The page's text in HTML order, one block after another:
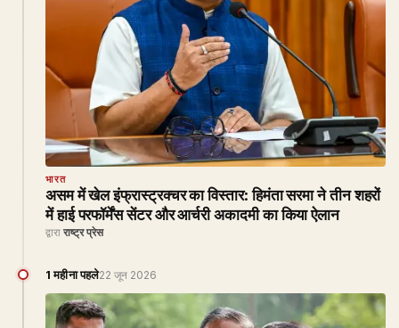
भारत
असम में खेल इंफ्रास्ट्रक्चर का विस्तार: हिमंता सरमा ने तीन शहरों
में हाई परफॉर्मेंस सेंटर और आर्चरी अकादमी का किया ऐलान
द्वारा राष्ट्र प्रेस
1 महीना पहले22 जून 2026